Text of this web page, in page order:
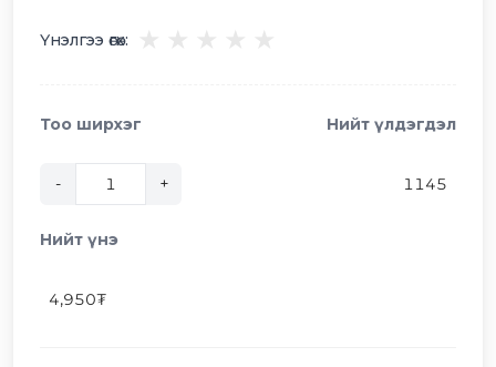
Үнэлгээ өгөх:
Тоо ширхэг
- +
Нийт үлдэгдэл
1145
Нийт үнэ
4,950₮